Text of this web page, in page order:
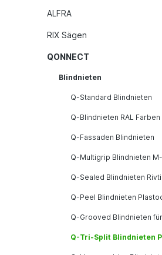
ALFRA
RIX Sägen
QONNECT
Blindnieten
Q-Standard Blindnieten
Q-Blindnieten RAL Farben
Q-Fassaden Blindnieten
Q-Multigrip Blindnieten
Q-Sealed Blindnieten
Q-Peel Blindnieten
Q-Grooved Blindnieten
Q-Tri-Split Blindnieten